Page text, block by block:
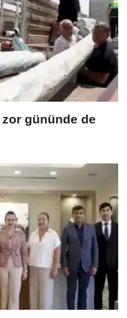
gününde de